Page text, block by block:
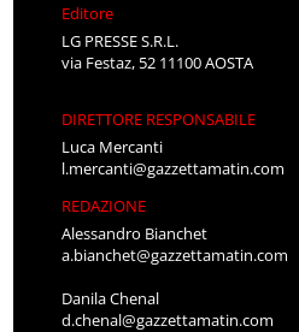
Editore
LG PRESSE S.R.L.
via Festaz, 52 11100 AOSTA
DIRETTORE RESPONSABILE
Luca Mercanti
l.mercanti@gazzettamatin.com
REDAZIONE
Alessandro Bianchet
a.bianchet@gazzettamatin.com
Danila Chenal
d.chenal@gazzettamatin.com